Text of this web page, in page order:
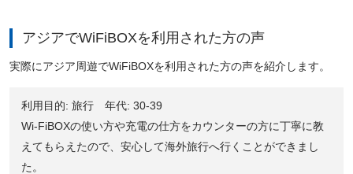
アジアでWiFiBOXを利用された方の声
実際にアジア周遊でWiFiBOXを利用された方の声を紹介します。
利用目的: 旅行 年代: 30-39
Wi-FiBOXの使い方や充電の仕方をカウンターの方に丁寧に教
えてもらえたので、安心して海外旅行へ行くことができまし
た。